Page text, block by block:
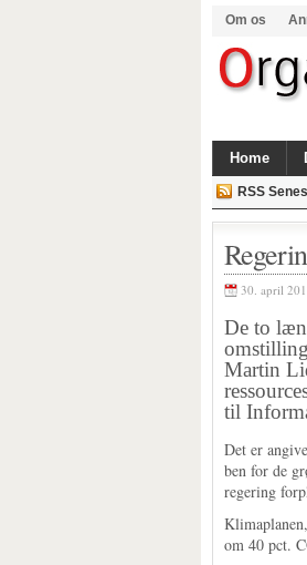
Om os
Home
RSS
30. april
De to
Martin
til
Det er
ben for de
regering
om 40 pct.